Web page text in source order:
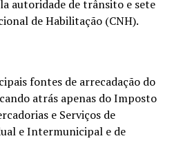
autoridade de trânsito e sete
de Habilitação (CNH).
fontes de arrecadação do
atrás apenas do Imposto
e Serviços de
e Intermunicipal e de